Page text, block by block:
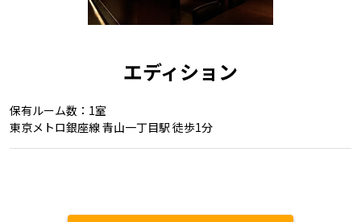
エディション
保有ルーム数：1室
東京メトロ銀座線 青山一丁目駅 徒歩1分